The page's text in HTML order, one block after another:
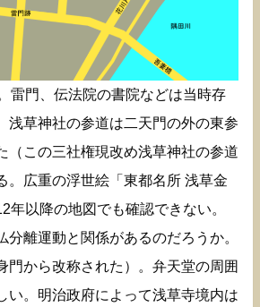
雷門、伝法院の書院などは当時存
浅草神社の参道は二天門の外の東参
（この三社権現改め浅草神社の参道
。広重の浮世絵「東都名所 浅草金
年以降の地図でも確認できない。
分離運動と関係があるのだろうか。
門から改称された）。弁天堂の周囲
い。明治政府によって浅草寺境内は